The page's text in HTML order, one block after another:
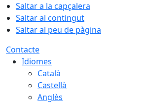
Saltar a la capçalera
Saltar al contingut
Saltar al peu de pàgina
Contacte
Idiomes
Català
Castellà
Anglès